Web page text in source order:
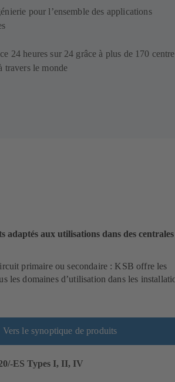
pour l’ensemble des applications
24 heures sur 24 grâce à plus de 170
travers le monde
adaptés aux utilisations dans des centrales
primaire ou secondaire : KSB offre les
les domaines d’utilisation dans les
Vers le synoptique de produits
ES Types I, II, IV